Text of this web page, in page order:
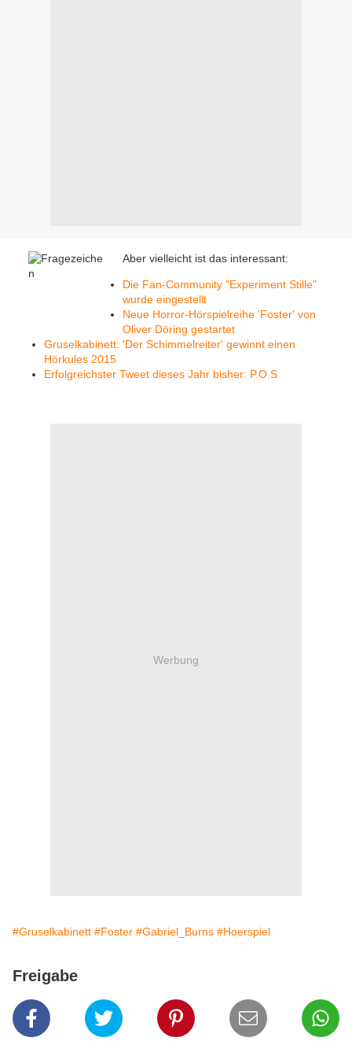
Aber vielleicht ist das interessant:
Die Fan-Community "Experiment Stille"
wurde eingestellt
Neue Horror-Hörspielreihe 'Foster' von
Oliver Döring gestartet
Gruselkabinett: 'Der Schimmelreiter' gewinnt einen
Hörkules 2015
Erfolgreichster Tweet dieses Jahr bisher: P.O.S
Werbung
#Gruselkabinett #Foster #Gabriel_Burns #Hoerspiel
Freigabe